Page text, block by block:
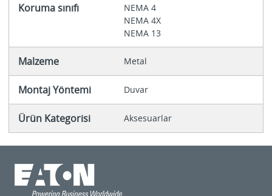
Koruma sınıfı
NEMA 4
NEMA 4X
NEMA 13
Malzeme Metal
Montaj Yöntemi Duvar
Ürün Kategorisi Aksesuarlar